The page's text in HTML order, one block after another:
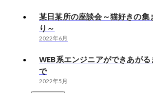
某日某所の座談会～猫好きの集
り～
2022年6月
WEB系エンジニアができあがる
で
2022年5月